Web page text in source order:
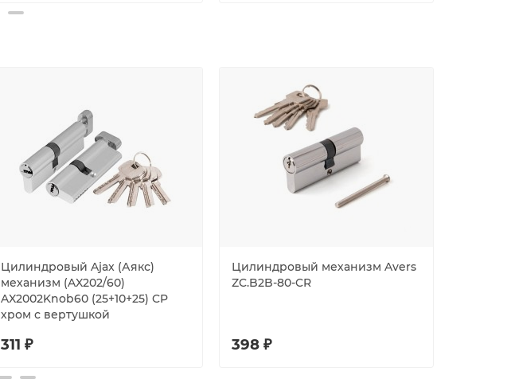
Цилиндровый Ajax (Аякс)
механизм (AX202/60)
AX2002Knob60 (25+10+25) CP
хром с вертушкой
311 ₽
Цилиндровый механизм Avers
ZC.B2B-80-CR
398 ₽